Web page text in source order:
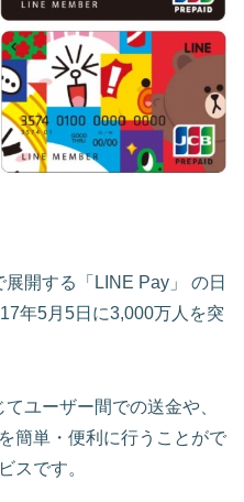
開する「LINE Pay」 の日
年5月5日に3,000万人を突
ユーザー間での送金や、
簡単・便利に行うことがで
スです。